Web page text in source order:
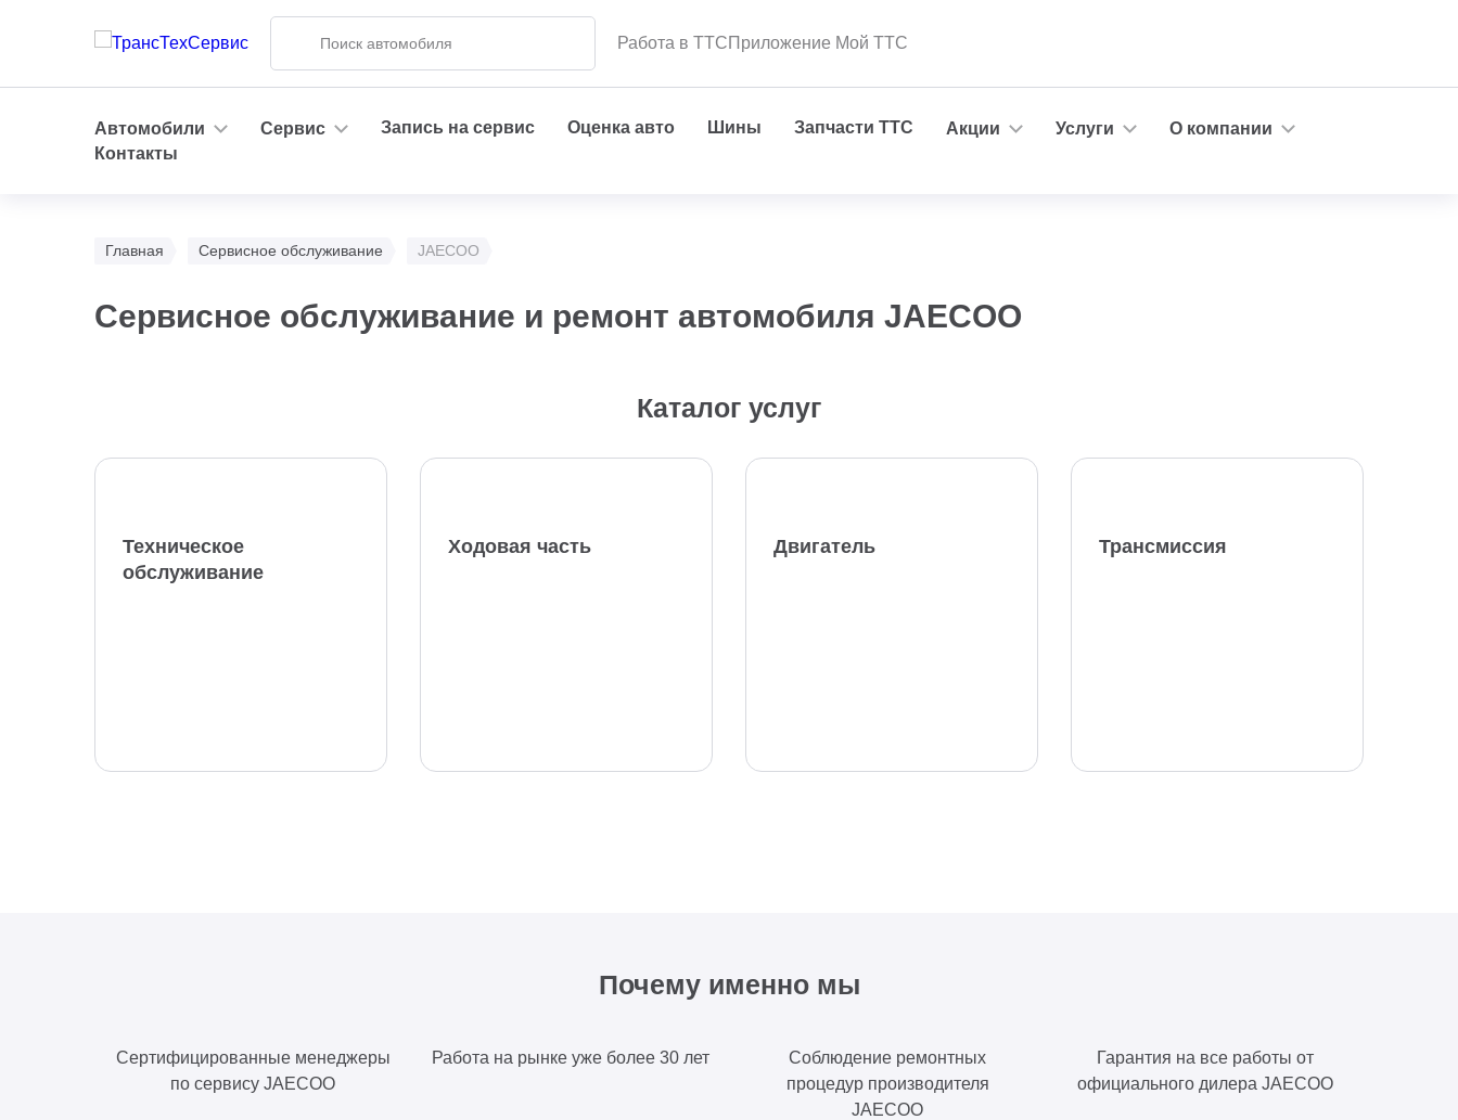
Работа в ТТСПриложение Мой ТТС
Автомобили Сервис Запись на сервис Оценка авто Шины Запчасти ТТС Акции Услуги
О компании
Контакты
Главная Сервисное обслуживание JAECOO
Сервисное обслуживание и ремонт автомобиля JAECOO
Каталог услуг
Техническое
обслуживание
Ходовая часть Двигатель Трансмиссия
Почему именно мы
Сертифицированные менеджеры
по сервису JAECOO
Работа на рынке уже более 30 лет
Соблюдение ремонтных
процедур производителя
JAECOO
Гарантия на все работы от
официального дилера JAECOO